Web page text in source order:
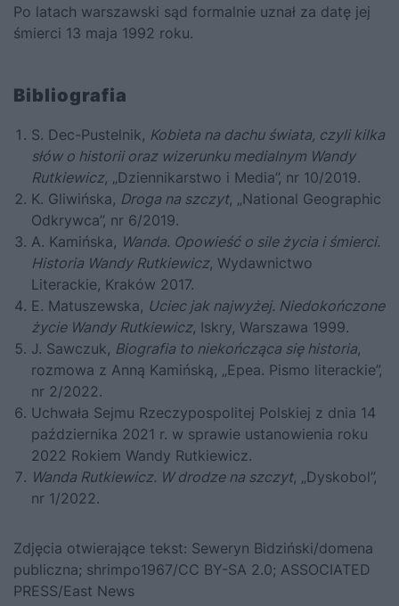
Po latach warszawski sąd formalnie uznał za datę jej
śmierci 13 maja 1992 roku.
Bibliografia
S. Dec-Pustelnik, Kobieta na dachu świata, czyli kilka
słów o historii oraz wizerunku medialnym Wandy
Rutkiewicz, „Dziennikarstwo i Media”, nr 10/2019.
K. Gliwińska, Droga na szczyt, „National Geographic
Odkrywca”, nr 6/2019.
A. Kamińska, Wanda. Opowieść o sile życia i śmierci.
Historia Wandy Rutkiewicz, Wydawnictwo
Literackie, Kraków 2017.
E. Matuszewska, Uciec jak najwyżej. Niedokończone
życie Wandy Rutkiewicz, Iskry, Warszawa 1999.
J. Sawczuk, Biografia to niekończąca się historia,
rozmowa z Anną Kamińską, „Epea. Pismo literackie”,
nr 2/2022.
Uchwała Sejmu Rzeczypospolitej Polskiej z dnia 14
października 2021 r. w sprawie ustanowienia roku
2022 Rokiem Wandy Rutkiewicz.
Wanda Rutkiewicz. W drodze na szczyt, „Dyskobol”,
nr 1/2022.
Zdjęcia otwierające tekst: Seweryn Bidziński/domena
publiczna; shrimpo1967/CC BY-SA 2.0; ASSOCIATED
PRESS/East News